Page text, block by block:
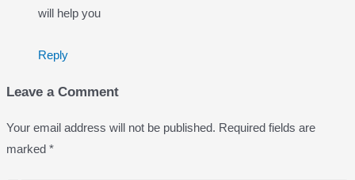
will help you
Reply
Leave a Comment
Your email address will not be published. Required fields are
marked *